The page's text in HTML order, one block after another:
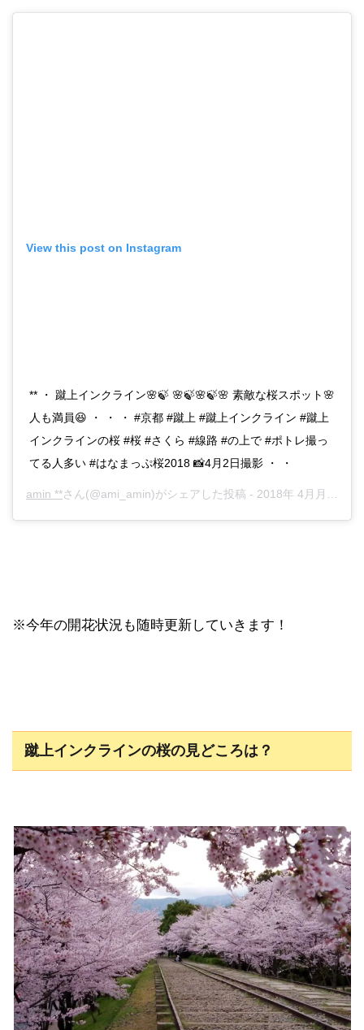
View this post on Instagram
** ・ 蹴上インクライン🌸🍃 🌸🍃🌸🍃🌸 素敵な桜スポット🌸
人も満員😆 ・ ・ ・ #京都 #蹴上 #蹴上インクライン #蹴上
インクラインの桜 #桜 #さくら #線路 #の上で #ポトレ撮っ
てる人多い #はなまっぷ桜2018 📸4月2日撮影 ・ ・
amin **さん(@ami_amin)がシェアした投稿 - 2018年 4月月3日午前5時49分PDT
※今年の開花状況も随時更新していきます！
蹴上インクラインの桜の見どころは？